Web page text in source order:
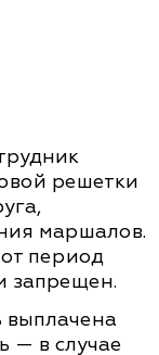
решетки
маршалов.
период
запрещен.
— в случае